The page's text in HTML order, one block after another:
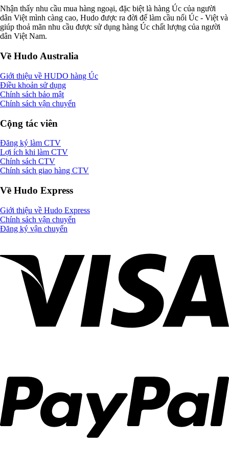
Nhận thấy nhu cầu mua hàng ngoại, đặc biệt là hàng Úc của người
dân Việt mình càng cao, Hudo được ra đời để làm cầu nối Úc - Việt và
giúp thoả mãn nhu cầu được sử dụng hàng Úc chất lượng của người
dân Việt Nam.
Về Hudo Australia
Giới thiệu về HUDO hàng Úc
Điều khoản sử dụng
Chính sách bảo mật
Chính sách vận chuyển
Cộng tác viên
Đăng ký làm CTV
Lợi ích khi làm CTV
Chính sách CTV
Chính sách giao hàng CTV
Về Hudo Express
Giới thiệu về Hudo Express
Chính sách vận chuyển
Đăng ký vận chuyển